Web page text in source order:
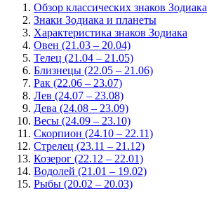
Обзор классических знаков Зодиака
Знаки Зодиака и планеты
Характеристика знаков Зодиака
Овен (21.03 – 20.04)
Телец (21.04 – 21.05)
Близнецы (22.05 – 21.06)
Рак (22.06 – 23.07)
Лев (24.07 – 23.08)
Дева (24.08 – 23.09)
Весы (24.09 – 23.10)
Скорпион (24.10 – 22.11)
Стрелец (23.11 – 21.12)
Козерог (22.12 – 22.01)
Водолей (21.01 – 19.02)
Рыбы (20.02 – 20.03)